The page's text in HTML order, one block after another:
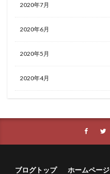
2020年7月
2020年6月
2020年5月
2020年4月
ブログトップ ホームページ